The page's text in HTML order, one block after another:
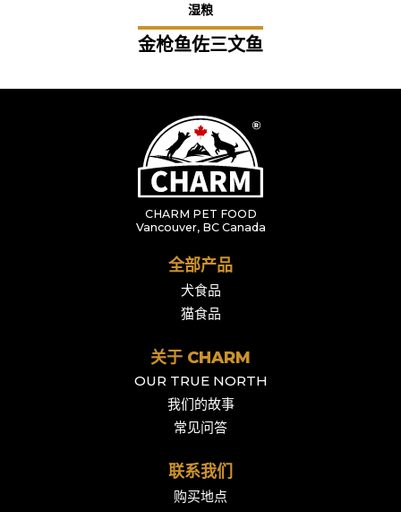
湿粮
金枪鱼佐三文鱼
CHARM PET FOOD
Vancouver, BC Canada
全部产品
犬食品
猫食品
关于 CHARM
OUR TRUE NORTH
我们的故事
常见问答
联系我们
购买地点